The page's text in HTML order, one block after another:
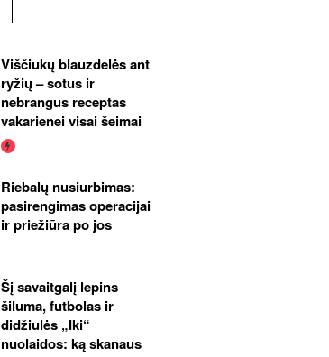
Viščiukų blauzdelės ant
ryžių – sotus ir
nebrangus receptas
vakarienei visai šeimai
Riebalų nusiurbimas:
pasirengimas operacijai
ir priežiūra po jos
Šį savaitgalį lepins
šiluma, futbolas ir
didžiulės „Iki“
nuolaidos: ką skanaus